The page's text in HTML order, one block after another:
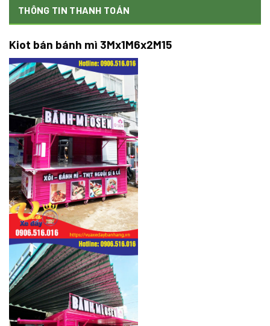
THÔNG TIN THANH TOÁN
Kiot bán bánh mì 3Mx1M6x2M15